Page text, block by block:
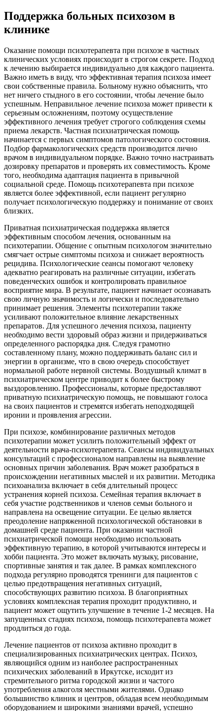
Поддержка больных психозом в
клинике
Оказание помощи психотерапевта при психозе в частных
клинических условиях происходит в строгом секрете. Подход
к лечению выбирается индивидуально для каждого пациента.
Важно иметь в виду, что эффективная терапия психоза имеет
свои собственные правила. Больному нужно объяснить, что
нет ничего стыдного в его состоянии, чтобы лечение было
успешным. Неправильное лечение психоза может привести к
серьезным осложнениям, поэтому осуществление
эффективного лечения требует строгого соблюдения схемы
приема лекарств. Частная психиатрическая помощь
начинается с первых симптомов патологического состояния.
Подбор фармакологических средств производится лично
врачом в индивидуальном порядке. Важно точно настраивать
дозировку препаратов и проверять их совместимость. Кроме
того, необходима адаптация пациента в привычной
социальной среде. Помощь психотерапевта при психозе
является более эффективной, если пациент регулярно
получает психологическую поддержку и понимание от своих
близких.
Приватная психиатрическая поддержка является
эффективным способом лечения, основанным на
психотерапии. Общение с опытным психологом значительно
смягчает острые симптомы психоза и снижает вероятность
рецидива. Психологические сеансы помогают человеку
адекватно реагировать на различные ситуации, избегать
поведенческих ошибок и контролировать правильное
восприятие мира. В результате, пациент начинает осознавать
свою личную значимость и логически и последовательно
принимает решения. Элементы психотерапии также
усиливают положительное влияние лекарственных
препаратов. Для успешного лечения психоза, пациенту
необходимо вести здоровый образ жизни и придерживаться
определенного распорядка дня. Следуя грамотно
составленному плану, можно поддерживать баланс сил и
энергии в организме, что в свою очередь способствует
нормальной работе нервной системы. Воздушный климат в
психиатрическом центре приводит к более быстрому
выздоровлению. Профессионалы, которые предоставляют
приватную психиатрическую помощь, не повышают голоса
на своих пациентов и стремятся избегать неподходящей
иронии и проявления агрессии.
При психозе, комбинирование различных методов
психотерапии может усилить положительный эффект от
деятельности врача-психотерапевта. Сеансы индивидуальных
консультаций с профессионалом направлены на выявление
основных причин заболевания. Врач может разобраться в
происхождении негативных мыслей и их развитии. Методика
психоанализа включает в себя длительный процесс
устранения корней психоза. Семейная терапия включает в
себя участие родственников и членов семьи больного и
направлена на освещение ситуации. Ее целью является
преодоление напряженной психологической обстановки в
домашней среде пациента. При оказании частной
психиатрической помощи необходимо использовать
эффективную терапию, в которой учитываются интересы и
хобби пациента. Это может включать музыку, рисование,
спортивные занятия и так далее. В рамках комплексного
подхода регулярно проводятся тренинги для пациентов с
целью предотвращения негативных ситуаций,
способствующих развитию психоза. В благоприятных
условиях комплексная терапия проходит продуктивно, и
пациент может ощутить улучшение в течение 1-2 месяцев. На
запущенных стадиях психоза, помощь психотерапевта может
продлиться до года.
Лечение пациентов от психоза активно проходит в
специализированных психиатрических центрах. Психоз,
являющийся одним из наиболее распространенных
психических заболеваний в Иркутске, исходит из
стремительного ритма городской жизни и частого
употребления алкоголя местными жителями. Однако
большинство клиник и центров, обладая всем необходимым
оборудованием и широкими знаниями врачей, успешно